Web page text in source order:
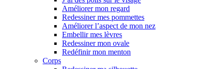
Améliorer mon regard
Redessiner mes pommettes
Améliorer l’aspect de mon nez
Embellir mes lèvres
Redessiner mon ovale
Redéfinir mon menton
Corps